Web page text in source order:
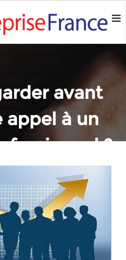
avant
appel à un
?
Conseils
appel à un coach professionnel ?